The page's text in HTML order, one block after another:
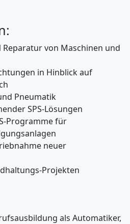
von Maschinen und
in Hinblick auf
Pneumatik
SPS-Lösungen
Programme für
neuer
Projekten
als Automatiker,